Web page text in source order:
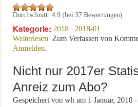
Durchschnitt: 4.9 (bei 37 Bewertungen)
Kategorie: 2018
2018-01
Weiterlesen über Erinnerung: Stiller
Zum Verfassen von
Anmelden.
Nicht nur 2017er
Anreiz zum Abo?
Gespeichert von wh am 1 Januar, 2018